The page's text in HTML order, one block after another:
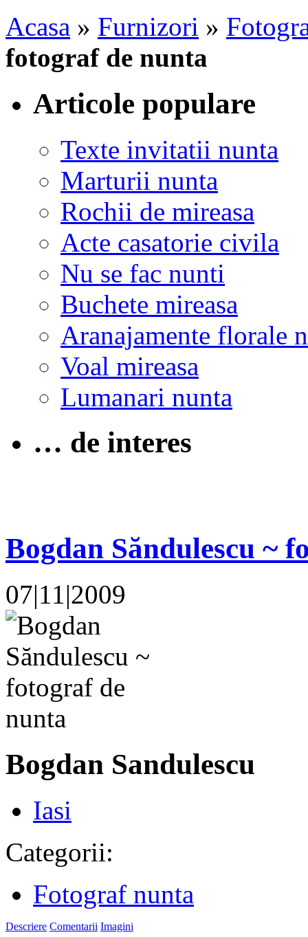
Acasa » Furnizori »
fotograf de nunta
Articole populare
Texte invitatii nunta
Marturii nunta
Rochii de mireasa
Acte casatorie civila
Nu se fac nunti
Buchete mireasa
Aranajamente florale
Voal mireasa
Lumanari nunta
… de interes
Bogdan Săndulescu ~
07|11|2009
Bogdan Sandulescu
Iasi
Categorii:
Fotograf nunta
Descriere Comentarii Imagini